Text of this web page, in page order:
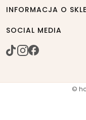
INFORMACJA O
SOCIAL MEDIA
©